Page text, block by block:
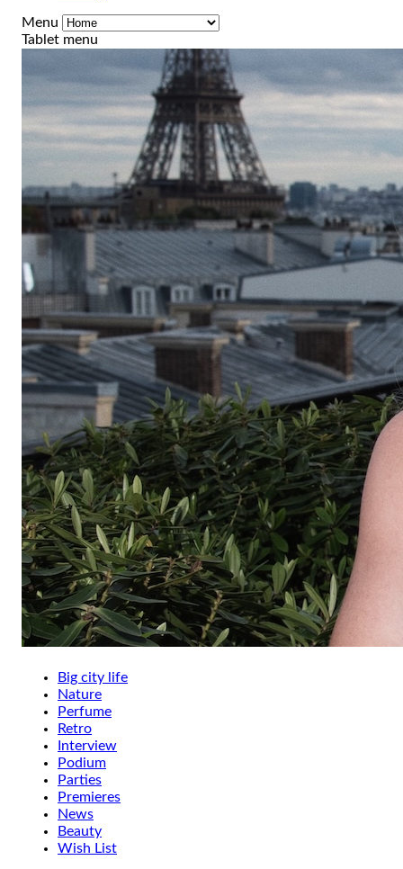
Menu
Tablet menu
Big city life
Nature
Perfume
Retro
Interview
Podium
Parties
Premieres
News
Beauty
Wish List